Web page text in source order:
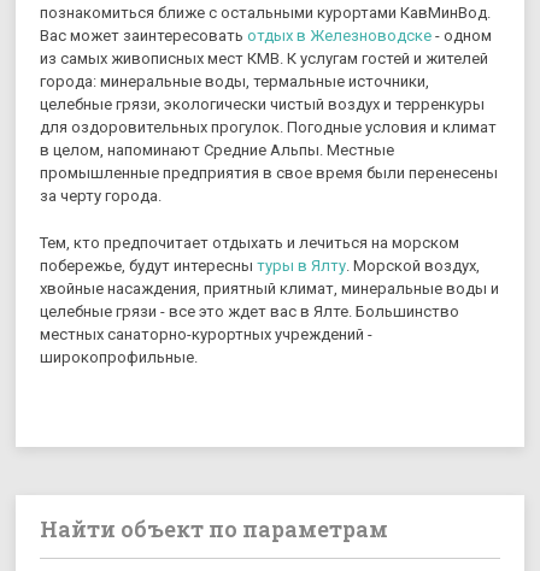
познакомиться ближе с остальными курортами КавМинВод.
Вас может заинтересоватьотдых в Железноводске - одном
из самых живописных мест КМВ. К услугам гостей и жителей
города: минеральные воды, термальные источники,
целебные грязи, экологически чистый воздух и терренкуры
для оздоровительных прогулок. Погодные условия и климат
в целом, напоминают Средние Альпы. Местные
промышленные предприятия в свое время были перенесены
за черту города.
Тем, кто предпочитает отдыхать и лечиться на морском
побережье, будут интереснытуры в Ялту . Морской воздух,
хвойные насаждения, приятный климат, минеральные воды и
целебные грязи - все это ждет вас в Ялте. Большинство
местных санаторно-курортных учреждений -
широкопрофильные.
Найти объект по параметрам